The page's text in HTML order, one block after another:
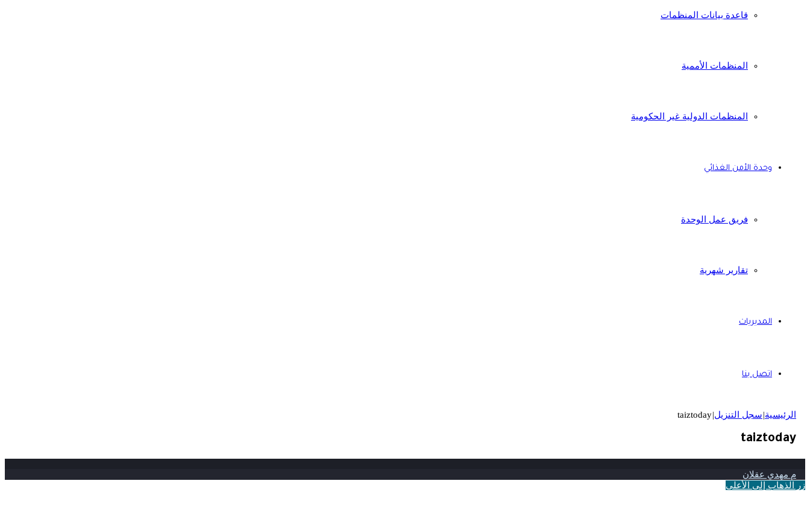
قاعدة بيانات المنظمات
المنظمات الأممية
المنظمات الدولية غير الحكومية
وحدة الأمن الغذائي
فريق عمل الوحدة
تقارير شهرية
المديريات
اتصل بنا
الرئيسية|سجل التنزيل|
taiztoday
taiztoday
م مهدي عقلان
زر الذهاب إلى الأعلى